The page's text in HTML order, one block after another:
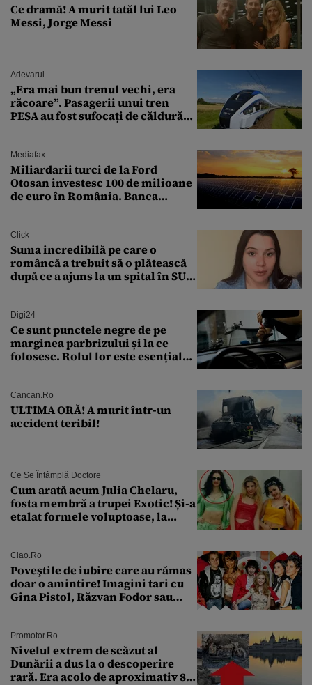
Ce dramă! A murit tatăl lui Leo
Messi, Jorge Messi
Adevarul
„Era mai bun trenul vechi, era
răcoare”. Pasagerii unui tren
PESA au fost sufocați de căldură
Mediafax
Miliardarii turci de la Ford
Otosan investesc 100 de milioane
de euro în România. Banca
Click
Suma incredibilă pe care o
româncă a trebuit să o plătească
după ce a ajuns la un spital în SUA:
Digi24
Ce sunt punctele negre de pe
marginea parbrizului și la ce
folosesc. Rolul lor este esențial
Cancan.ro
ULTIMA ORĂ! A murit într-un
accident teribil!
Ce Se Întâmplă Doctore
Cum arată acum Julia Chelaru,
fosta membră a trupei Exotic! Și-a
etalat formele voluptoase, la
Ciao.ro
Poveştile de iubire care au rămas
doar o amintire! Imagini tari cu
Gina Pistol, Răzvan Fodor sau
Promotor.ro
Nivelul extrem de scăzut al
Dunării a dus la o descoperire
rară. Era acolo de aproximativ 80